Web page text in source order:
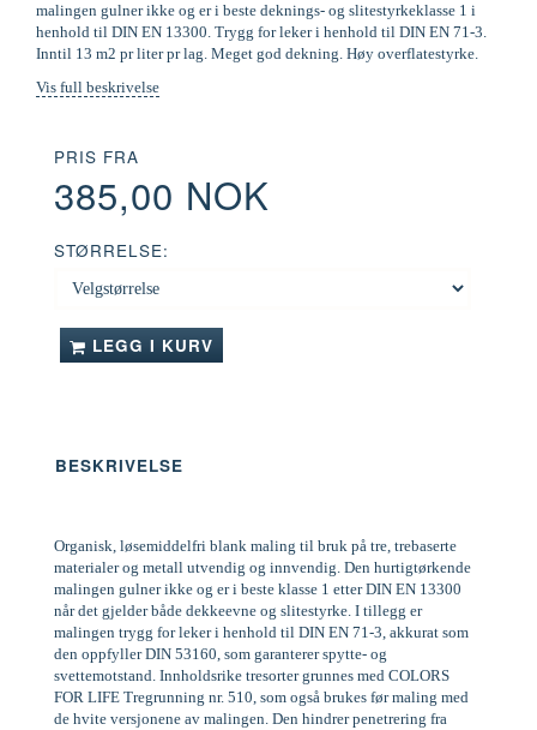
malingen gulner ikke og er i beste deknings- og slitestyrkeklasse 1 i
henhold til DIN EN 13300. Trygg for leker i henhold til DIN EN 71-3.
Inntil 13 m2 pr liter pr lag. Meget god dekning. Høy overflatestyrke.
Vis full beskrivelse
PRIS FRA
385,00 NOK
STØRRELSE:
LEGG I KURV
BESKRIVELSE
Organisk, løsemiddelfri blank maling til bruk på tre, trebaserte
materialer og metall utvendig og innvendig. Den hurtigtørkende
malingen gulner ikke og er i beste klasse 1 etter DIN EN 13300
når det gjelder både dekkeevne og slitestyrke. I tillegg er
malingen trygg for leker i henhold til DIN EN 71-3, akkurat som
den oppfyller DIN 53160, som garanterer spytte- og
svettemotstand. Innholdsrike tresorter grunnes med COLORS
FOR LIFE Tregrunning nr. 510, som også brukes før maling med
de hvite versjonene av malingen. Den hindrer penetrering fra